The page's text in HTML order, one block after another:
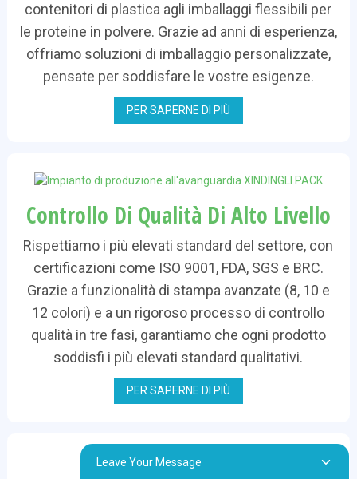
contenitori di plastica agli imballaggi flessibili per
le proteine ​​in polvere. Grazie ad anni di esperienza,
offriamo soluzioni di imballaggio personalizzate,
pensate per soddisfare le vostre esigenze.
PER SAPERNE DI PIÙ
Controllo Di Qualità Di Alto Livello
Rispettiamo i più elevati standard del settore, con
certificazioni come ISO 9001, FDA, SGS e BRC.
Grazie a funzionalità di stampa avanzate (8, 10 e
12 colori) e a un rigoroso processo di controllo
qualità in tre fasi, garantiamo che ogni prodotto
soddisfi i più elevati standard qualitativi.
PER SAPERNE DI PIÙ
Leave Your Message